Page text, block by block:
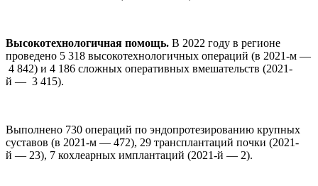
Высокотехнологичная помощь. В 2022 году в регионе
проведено 5 318 высокотехнологичных операций (в 2021-м —
4 842) и 4 186 сложных оперативных вмешательств (2021-
й — 3 415).
Выполнено 730 операций по эндопротезированию крупных
суставов (в 2021-м — 472), 29 трансплантаций почки (2021-
й — 23), 7 кохлеарных имплантаций (2021-й — 2).